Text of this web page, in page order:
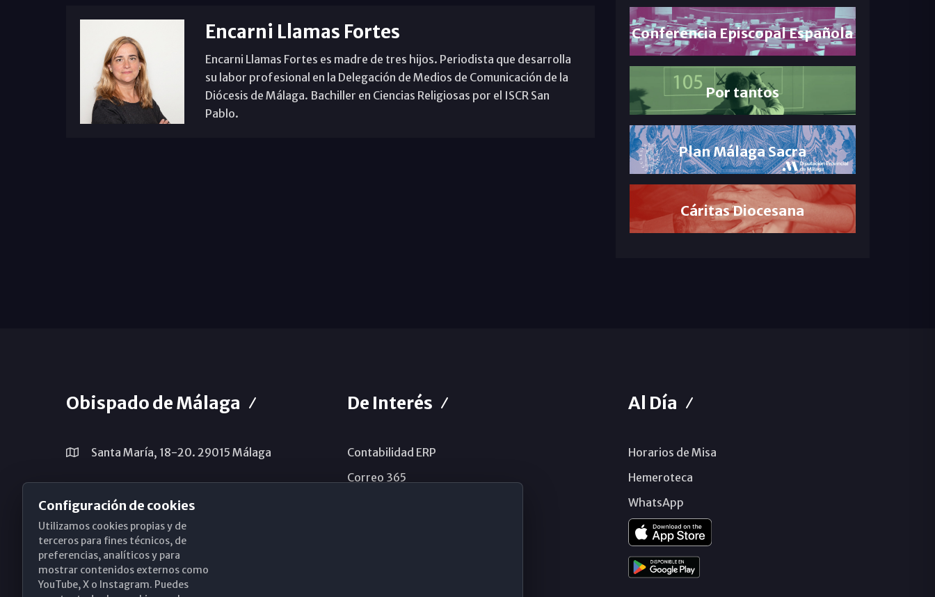
Encarni Llamas Fortes
Encarni Llamas Fortes es madre de tres hijos. Periodista que desarrolla
su labor profesional en la Delegación de Medios de Comunicación de la
Diócesis de Málaga. Bachiller en Ciencias Religiosas por el ISCR San
Pablo.
Conferencia Episcopal Española
Por tantos
Plan Málaga Sacra
Cáritas Diocesana
Obispado de Málaga
Santa María, 18-20. 29015 Málaga
(+34) 952 224 386
obispado@diocesismalaga.es
De Interés
Contabilidad ERP
Correo 365
Al Día
Horarios de Misa
Hemeroteca
WhatsApp
Configuración de cookies
Utilizamos cookies propias y de
terceros para fines técnicos, de
preferencias, analíticos y para
mostrar contenidos externos como
YouTube, X o Instagram. Puedes